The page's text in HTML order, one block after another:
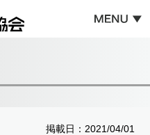
掲載日：2021/04/01